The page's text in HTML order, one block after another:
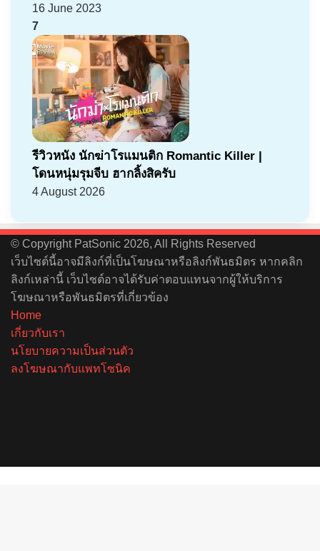
16 June 2023
7
รีวิวหนัง นักฆ่าโรแมนติก Romantic Killer |
โดนหนุ่มรุมจีบ ฮากลิ้งสิครับ
4 August 2026
© Copyright PatSonic 2026, All Rights Reserved
เว็บไซต์นี้อาจมีลิงก์ที่เป็นโฆษณาหรือลิงก์พันธมิตร หากคลิก
ลิงก์เหล่านี้ เว็บไซต์อาจได้รับค่าตอบแทนจากผู้ให้บริการ
โฆษณาหรือพันธมิตรที่เกี่ยวข้อง
Home
เกี่ยวกับเรา
นโยบายความเป็นส่วนตัว
ลงโฆษณากับแพทโซนิค